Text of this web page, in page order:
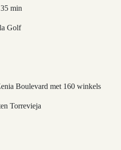
min
Golf
Boulevard met 160 winkels
Torrevieja